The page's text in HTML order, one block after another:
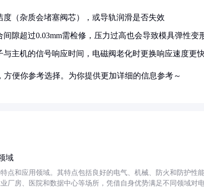
度（杂质会堵塞阀芯），或导轨润滑是否失效
间隙超过0.03mm需检修，压力过高也会导致模具弹性变
与主机的信号响应时间，电磁阀老化时更换响应速度更
便你参考选择。为你提供更加详细的信息参考～
域
点和应用领域。其特点包括良好的电气、机械、防火和防护性
厂房、医院和数据中心等场所，凭借自身优势满足不同领域对